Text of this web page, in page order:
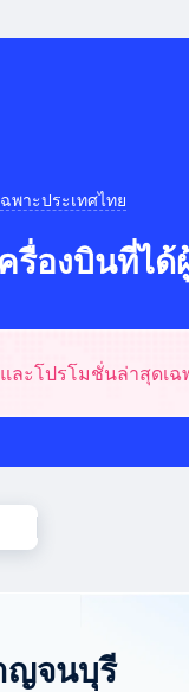
ฉพาะประเทศไทย
รื่องบินที่ไ
ละโปรโมชั่นล่าสุดเฉ
ญจนบุรี